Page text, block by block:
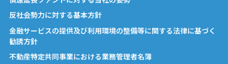
反社会勢力に対する基本方針
金融サービスの提供及び利用環境の整備等に関する法律に基づく
勧誘方針
不動産特定共同事業における業務管理者名簿